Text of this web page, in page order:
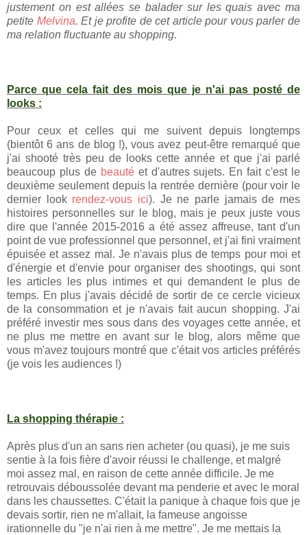
justement on est allées se balader sur les quais avec ma
petite Melvina. Et je profite de cet article pour vous parler de
ma relation fluctuante au shopping.
Parce que cela fait des mois que je n'ai pas posté de
looks :
Pour ceux et celles qui me suivent depuis longtemps
(bientôt 6 ans de blog !), vous avez peut-être remarqué que
j'ai shooté très peu de looks cette année et que j'ai parlé
beaucoup plus de beautéet d'autres sujets. En fait c'est le
deuxième seulement depuis la rentrée dernière (pour voir le
dernier look rendez-vous ici). Je ne parle jamais de mes
histoires personnelles sur le blog, mais je peux juste vous
dire que l'année 2015-2016 a été assez affreuse, tant d'un
point de vue professionnel que personnel, et j'ai fini vraiment
épuisée et assez mal. Je n'avais plus de temps pour moi et
d'énergie et d'envie pour organiser des shootings, qui sont
les articles les plus intimes et qui demandent le plus de
temps. En plus j'avais décidé de sortir de ce cercle vicieux
de la consommation et je n'avais fait aucun shopping. J'ai
préféré investir mes sous dans des voyages cette année, et
ne plus me mettre en avant sur le blog, alors même que
vous m'avez toujours montré que c'était vos articles préférés
(je vois les audiences !)
La shopping thérapie :
Après plus d'un an sans rien acheter (ou quasi), je me suis
sentie à la fois fière d'avoir réussi le challenge, et malgré
moi assez mal, en raison de cette année difficile. Je me
retrouvais déboussolée devant ma penderie et avec le moral
dans les chaussettes. C'était la panique à chaque fois que je
devais sortir, rien ne m'allait, la fameuse angoisse
irationnelle du "je n'ai rien à me mettre". Je me mettais la